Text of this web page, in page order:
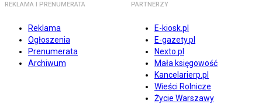
REKLAMA I PRENUMERATA
Reklama
Ogłoszenia
Prenumerata
Archiwum
PARTNERZY
E-kiosk.pl
E-gazety.pl
Nexto.pl
Mała księgowość
Kancelarierp.pl
Wieści Rolnicze
Życie Warszawy